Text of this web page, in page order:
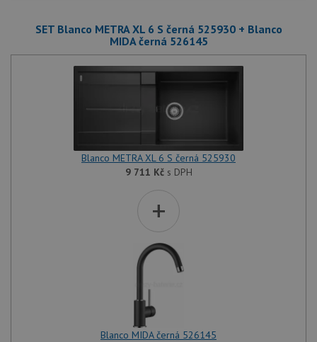
SET Blanco METRA XL 6 S černá 525930 + Blanco
MIDA černá 526145
Blanco METRA XL 6 S černá 525930
9 711 Kčs DPH
+
Blanco MIDA černá 526145